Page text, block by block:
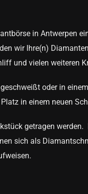
in Antwerpen
wir Ihre(n) Diamanten
und vielen weiteren
oder in
in einem neuen
getragen
sich als